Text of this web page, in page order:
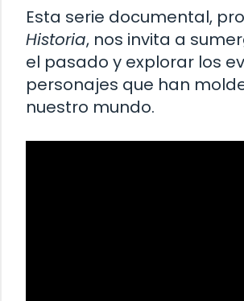
Esta serie documental,
Historia, nos invita a
el pasado y explorar los
personajes que han
nuestro mundo.